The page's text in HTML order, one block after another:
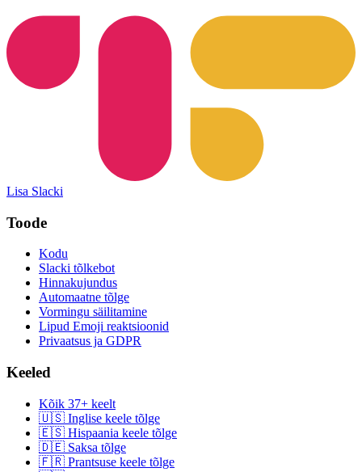
Lisa Slacki
Toode
Kodu
Slacki tõlkebot
Hinnakujundus
Automaatne tõlge
Vormingu säilitamine
Lipud Emoji reaktsioonid
Privaatsus ja GDPR
Keeled
Kõik 37+ keelt
🇺🇸 Inglise keele tõlge
🇪🇸 Hispaania keele tõlge
🇩🇪 Saksa tõlge
🇫🇷 Prantsuse keele tõlge